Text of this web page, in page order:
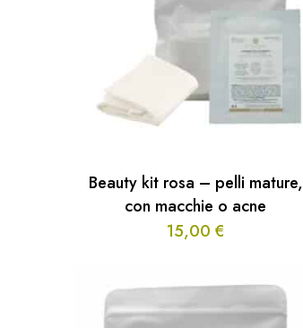
Beauty kit rosa – pelli mature,
con macchie o acne
15,00€